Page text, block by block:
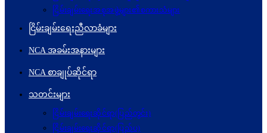
ငြိမ်းချမ်းရေးအစုအဖွဲ့များ၏စကားသံများ
ငြိမ်းချမ်းရေးညီလာခံများ
NCA အခမ်းအနားများ
NCA စာချုပ်ဆိုင်ရာ
သတင်းများ
ငြိမ်းချမ်းရေးဆိုင်ရာ(ပြည်တွင်း)
ငြိမ်းချမ်းရေးဆိုင်ရာ(ပြည်ပ)